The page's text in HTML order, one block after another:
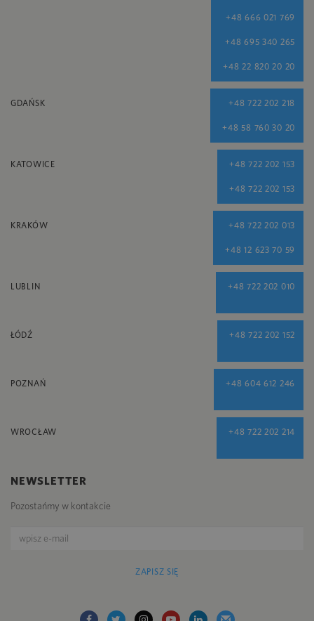
+48 666 021 769
+48 695 340 265
+48 22 820 20 20
GDAŃSK +48 722 202 218
+48 58 760 30 20
KATOWICE +48 722 202 153
+48 722 202 153
KRAKÓW +48 722 202 013
+48 12 623 70 59
LUBLIN +48 722 202 010
ŁÓDŹ +48 722 202 152
POZNAŃ +48 604 612 246
WROCŁAW +48 722 202 214
NEWSLETTER
Pozostańmy w kontakcie
ZAPISZ SIĘ